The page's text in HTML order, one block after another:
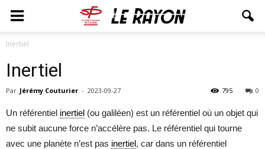
Inertiel
Inertiel
Par Jérémy Couturier - 2023-09-27 0
795
Un référentiel inertiel (ou galiléen) est un référentiel où un objet qui
ne subit aucune force n’accélère pas. Le référentiel qui tourne
avec une planète n’est pas inertiel, car dans un référentiel